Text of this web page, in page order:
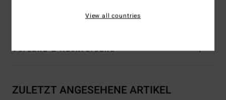
Versand & Rückversand
ZULETZT ANGESEHENE ARTIKEL
View all countries